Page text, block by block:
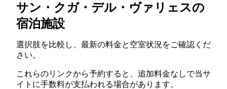
サン・クガ・デル・ヴァリェスの
宿泊施設
選択肢を比較し、最新の料金と空室状況をご確認くだ
さい。
これらのリンクから予約すると、追加料金なしで当サ
イトに手数料が支払われる場合があります。